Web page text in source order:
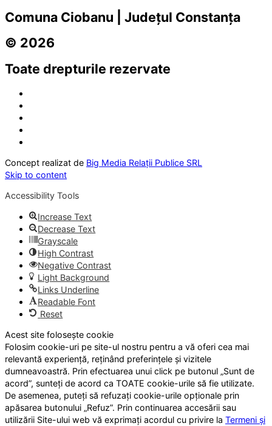
Comuna Ciobanu | Județul Constanța
© 2026
Toate drepturile rezervate
Concept realizat de Big Media Relații Publice SRL
Skip to content
Accessibility Tools
Increase Text
Decrease Text
Grayscale
High Contrast
Negative Contrast
Light Background
Links Underline
Readable Font
Reset
Acest site folosește cookie
Folosim cookie-uri pe site-ul nostru pentru a vă oferi cea mai
relevantă experiență, reținând preferințele și vizitele
dumneavoastră. Prin efectuarea unui click pe butonul „Sunt de
acord”, sunteți de acord ca TOATE cookie-urile să fie utilizate.
De asemenea, puteți să refuzați cookie-urile opționale prin
apăsarea butonului „Refuz”. Prin continuarea accesării sau
utilizării Site-ului web vă exprimați acordul cu privire la Termeni și